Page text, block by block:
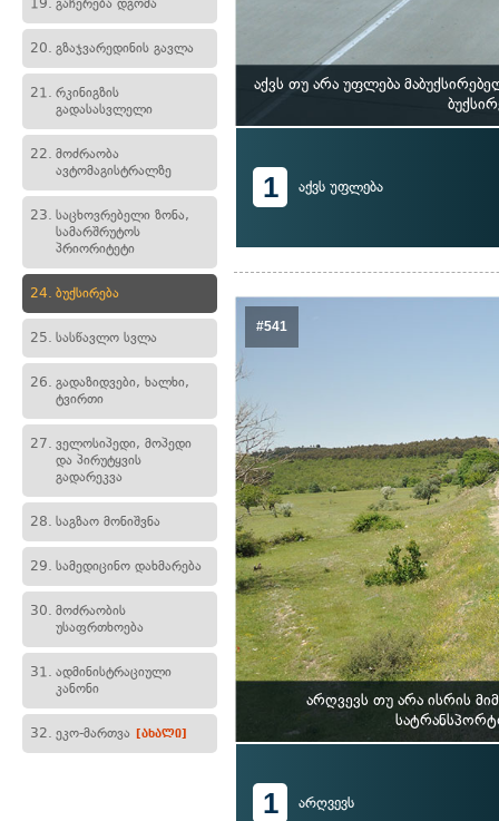
19. გაჩერება დგომა
20. გზაჯვარედინის გავლა
21. რკინიგზის
გადასასვლელი
22. მოძრაობა
ავტომაგისტრალზე
23. საცხოვრებელი ზონა,
სამარშრუტოს
პრიორიტეტი
24. ბუქსირება
25. სასწავლო სვლა
26. გადაზიდვები, ხალხი,
ტვირთი
27. ველოსიპედი, მოპედი
და პირუტყვის
გადარეკვა
28. საგზაო მონიშვნა
29. სამედიცინო დახმარება
30. მოძრაობის
უსაფრთხოება
31. ადმინისტრაციული
კანონი
32. ეკო-მართვა [ახალი]
აქვს თუ არა უფლება
1 აქვს უფლება
#541
არღვევს თუ არა ისრის
1 არღვევს